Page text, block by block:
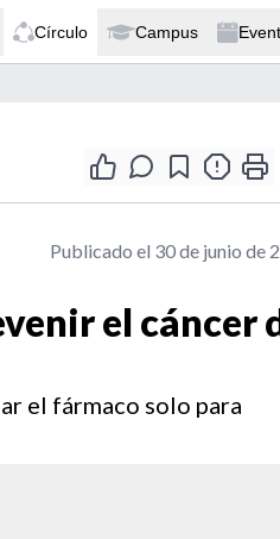
Círculo Campus
Publicado el 30 de junio de
el cáncer
el fármaco solo para